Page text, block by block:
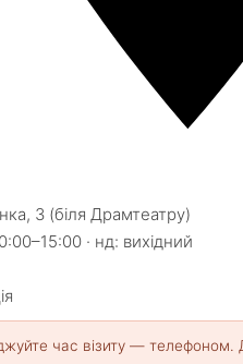
3 (біля Драмтеатру)
· нд: вихідний
час візиту — телефоном.